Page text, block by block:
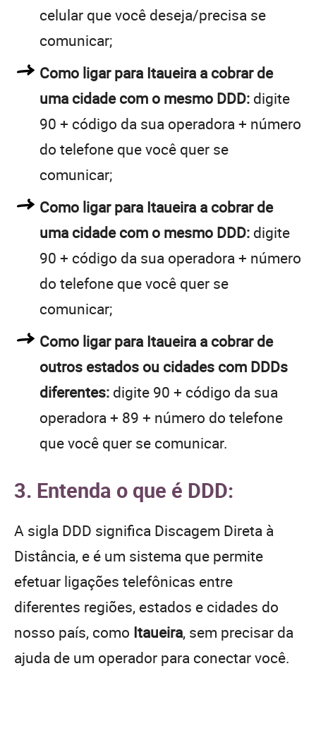
celular que você deseja/precisa se
comunicar;
Como ligar para Itaueira a cobrar de
uma cidade com o mesmo DDD: digite
90 + código da sua operadora + número
do telefone que você quer se
comunicar;
Como ligar para Itaueira a cobrar de
uma cidade com o mesmo DDD: digite
90 + código da sua operadora + número
do telefone que você quer se
comunicar;
Como ligar para Itaueira a cobrar de
outros estados ou cidades com DDDs
diferentes: digite 90 + código da sua
operadora + 89 + número do telefone
que você quer se comunicar.
3. Entenda o que é DDD:
A sigla DDD significa Discagem Direta à
Distância, e é um sistema que permite
efetuar ligações telefônicas entre
diferentes regiões, estados e cidades do
nosso país, como Itaueira, sem precisar da
ajuda de um operador para conectar você.